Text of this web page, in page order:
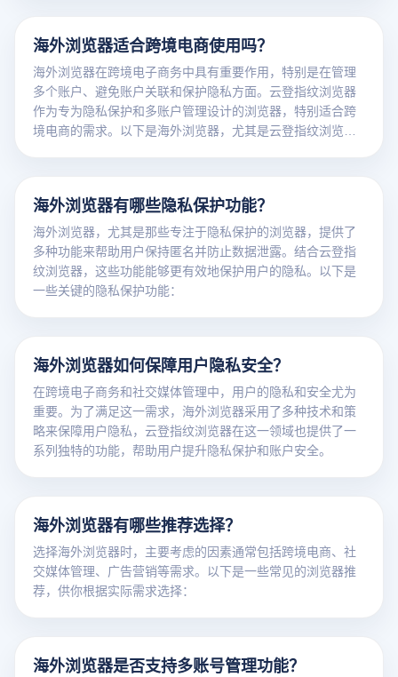
海外浏览器适合跨境电商使用吗？
海外浏览器在跨境电子商务中具有重要作用，特别是在管理
多个账户、避免账户关联和保护隐私方面。云登指纹浏览器
作为专为隐私保护和多账户管理设计的浏览器，特别适合跨
境电商的需求。以下是海外浏览器，尤其是云登指纹浏览器
海外浏览器有哪些隐私保护功能？
海外浏览器，尤其是那些专注于隐私保护的浏览器，提供了
多种功能来帮助用户保持匿名并防止数据泄露。结合云登指
纹浏览器，这些功能能够更有效地保护用户的隐私。以下是
一些关键的隐私保护功能：
海外浏览器如何保障用户隐私安全？
在跨境电子商务和社交媒体管理中，用户的隐私和安全尤为
重要。为了满足这一需求，海外浏览器采用了多种技术和策
略来保障用户隐私，云登指纹浏览器在这一领域也提供了一
系列独特的功能，帮助用户提升隐私保护和账户安全。
海外浏览器有哪些推荐选择？
选择海外浏览器时，主要考虑的因素通常包括跨境电商、社
交媒体管理、广告营销等需求。以下是一些常见的浏览器推
荐，供你根据实际需求选择：
海外浏览器是否支持多账号管理功能？